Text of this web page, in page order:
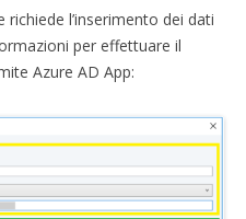
l’inserimento dei dati
per effettuare il
Azure AD App: